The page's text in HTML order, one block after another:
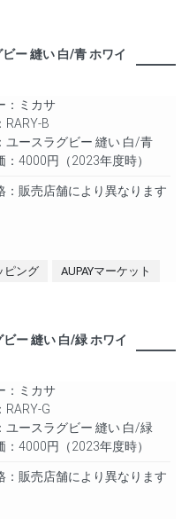
ー 縫い 白/青 ホワイ
：ミカサ
B
ユースラグビー 縫い 白/青
：4000円（2023年度時）
：販売店舗により異なります
ピング AUPAYマーケット
ビー 縫い 白/緑 ホワイ
：ミカサ
G
ユースラグビー 縫い 白/緑
：4000円（2023年度時）
：販売店舗により異なります